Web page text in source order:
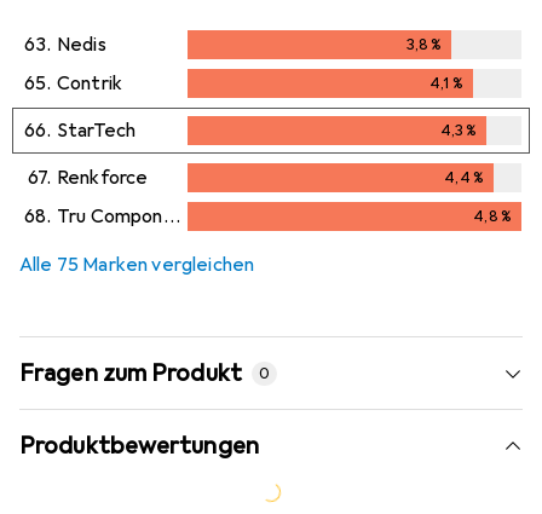
63. Nedis 3,8%
65. Contrik 4,1 %
4,1%
66. StarTech 4,3%
4,3%
67. Renkforce 4,4%
4,4%
68. Tru Components 4,8%
Alle 75 Marken vergleichen
Fragen zum Produkt 0
Produktbewertungen